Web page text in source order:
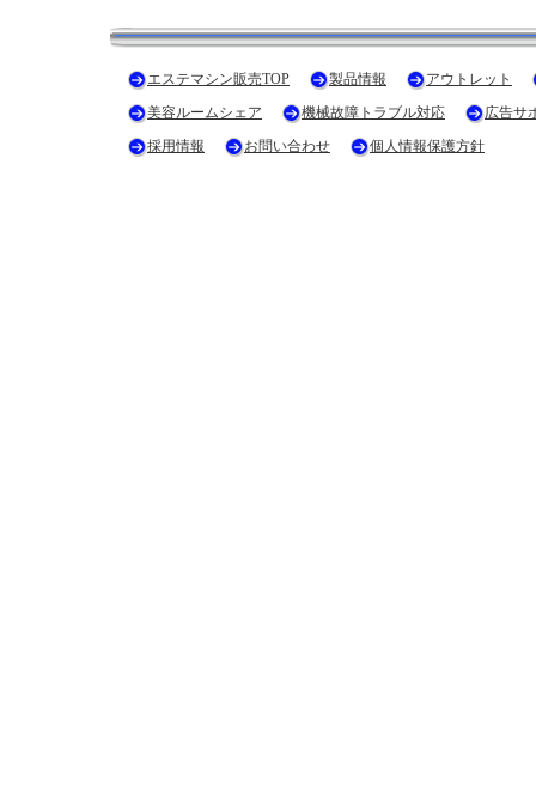
エステマシン販売TOP 製品情報
アウトレット
美容ルームシェア
機械故障トラブル対応
広告サ
採用情報
お問い合わせ 個人情報保護方針